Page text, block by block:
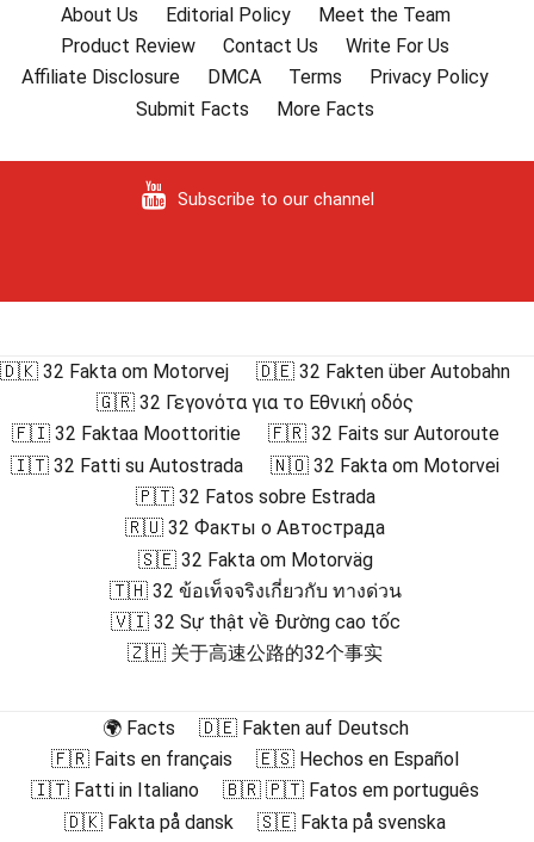
About Us Editorial Policy
Meet the Team
Product Review
Contact Us
Write For Us
Affiliate Disclosure
DMCA Terms
Privacy Policy
Submit Facts
More Facts
Subscribe to our channel
🇩🇰 32 Fakta om Motorvej
🇩🇪 32 Fakten über Autobahn
🇬🇷 32 Γεγονότα για το Εθνική οδός
🇫🇮 32 Faktaa Moottoritie
🇫🇷 32 Faits sur Autoroute
🇮🇹 32 Fatti su Autostrada
🇳🇴 32 Fakta om Motorvei
🇵🇹 32 Fatos sobre Estrada
🇷🇺 32 Факты о Автострада
🇸🇪 32 Fakta om Motorväg
🇹🇭 32 ข้อเท็จจริงเกี่ยวกับ ทางด่วน
🇻🇮 32 Sự thật về Đường cao tốc
🇿🇭 关于高速公路的32个事实
🌍 Facts
🇩🇪 Fakten auf Deutsch
🇫🇷 Faits en français
🇪🇸 Hechos en Español
🇮🇹 Fatti in Italiano
🇧🇷 🇵🇹 Fatos em português
🇩🇰 Fakta på dansk
🇸🇪 Fakta på svenska